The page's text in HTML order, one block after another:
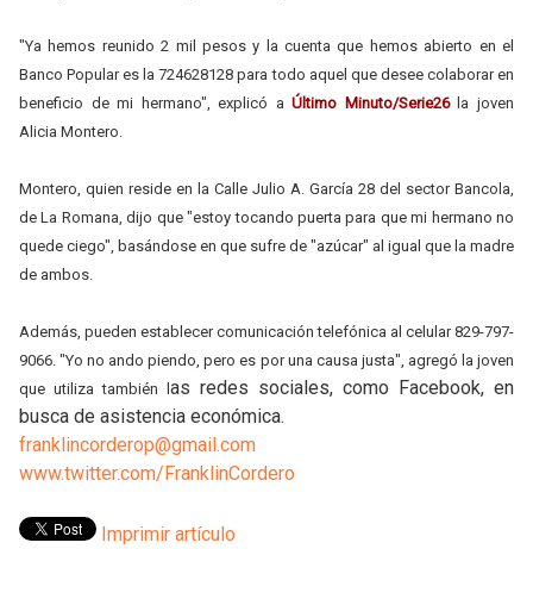
"Ya hemos reunido 2 mil pesos y la cuenta que hemos abierto en el
Banco Popular es la 724628128 para todo aquel que desee colaborar en
beneficio de mi hermano", explicó aÚltimo Minuto/Serie26la joven
Alicia Montero.
Montero, quien reside en la Calle Julio A. García 28 del sector Bancola,
de La Romana, dijo que "estoy tocando puerta para que mi hermano no
quede ciego", basándose en que sufre de "azúcar" al igual que la madre
de ambos.
Además, pueden establecer comunicación telefónica al celular 829-797-
9066. "Yo no ando piendo, pero es por una causa justa", agregó la joven
que utiliza también l as redes sociales, como Facebook, en
busca de asistencia económica.
franklincorderop@gmail.com
www.twitter.com/FranklinCordero
Imprimir artículo